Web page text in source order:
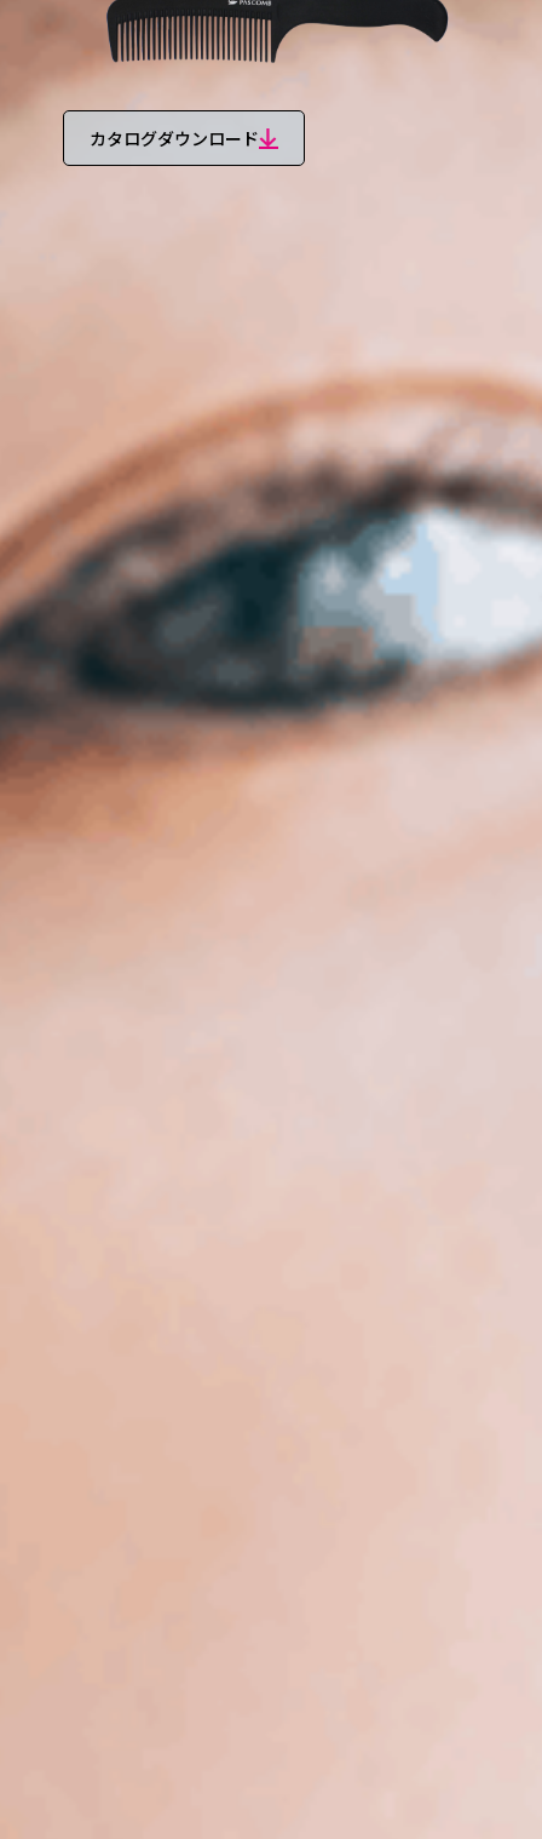
カタログダウンロード